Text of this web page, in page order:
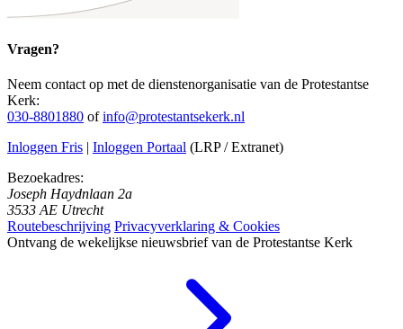
Vragen?
Neem contact op met de dienstenorganisatie van de Protestantse
Kerk:
030-8801880 ofinfo@protestantsekerk.nl
Inloggen Fris | Inloggen Portaal (LRP / Extranet)
Bezoekadres:
Joseph Haydnlaan 2a
3533 AE Utrecht
Routebeschrijving Privacyverklaring & Cookies
Ontvang de wekelijkse nieuwsbrief van de Protestantse Kerk